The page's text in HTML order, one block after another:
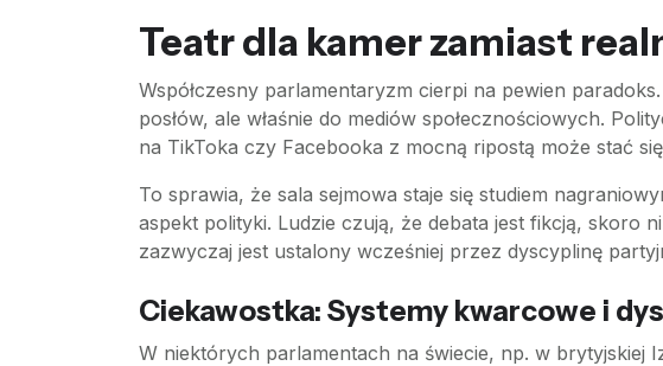
Teatr dla kamer zamiast
Współczesny parlamentaryzm cierpi na pewien
posłów, ale właśnie do mediów społecznościowych.
na TikToka czy Facebooka z mocną ripostą może stać
To sprawia, że sala sejmowa staje się studiem
aspekt polityki. Ludzie czują, że debata jest fikcją, skoro
zazwyczaj jest ustalony wcześniej przez dyscyplinę
Ciekawostka: Systemy kwarcowe i
W niektórych parlamentach na świecie, np. w brytyjskiej